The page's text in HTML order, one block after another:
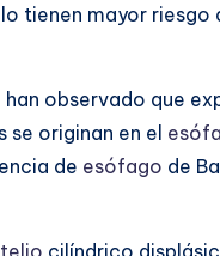
tienen mayor riesgo
observado que
originan en el
de esófago de
cilíndrico